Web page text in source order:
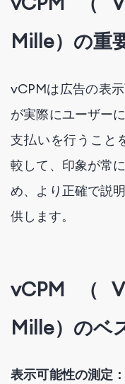
Mille）の重
vCPMは広告の表
が実際にユーザー
支払いを行うこと
較して、印象が常
め、より正確で説
供します。
vCPM（
Mille）のベ
表示可能性の測定：